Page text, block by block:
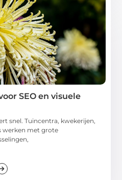
SEO en visuele
snel. Tuincentra, kwekerijen,
werken met grote